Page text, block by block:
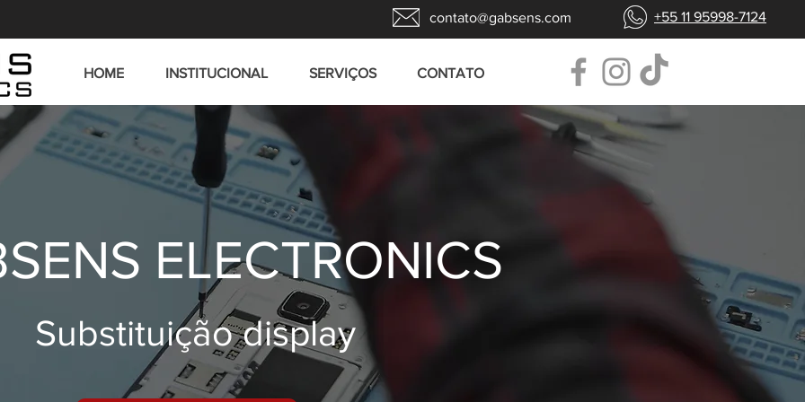
contato@gabsens.com +55 11 95998-7124
HOME INSTITUCIONAL SERVIÇOS CONTATO
ELECTRONICS
Substituição display